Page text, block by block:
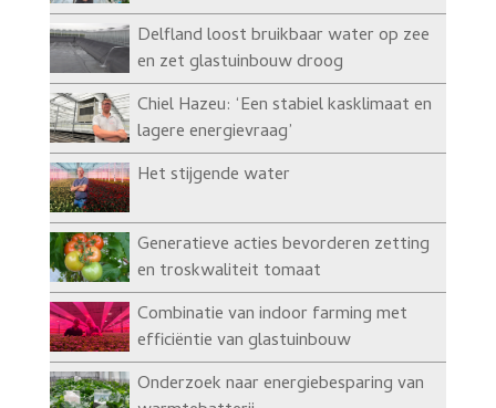
Delfland loost bruikbaar water op zee
en zet glastuinbouw droog
Chiel Hazeu: ‘Een stabiel kasklimaat en
lagere energievraag’
Het stijgende water
Generatieve acties bevorderen zetting
en troskwaliteit tomaat
Combinatie van indoor farming met
efficiëntie van glastuinbouw
Onderzoek naar energiebesparing van